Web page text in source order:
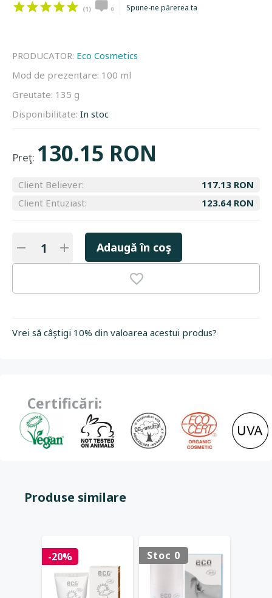
(1) 0 Spune-ne părerea ta
PRODUCATOR: Eco Cosmetics
Mod de prezentare: 100 ml
Greutate: 135 g
Disponibilitate: In stoc
Preţ: 130.15 RON
Client Believer:
117.13 RON
Client Entuziast:
123.64 RON
Adaugă în coş
Vrei să câştigi 10% din valoarea acestui produs?
Certificări:
Produse similare
-20% Stoc 0